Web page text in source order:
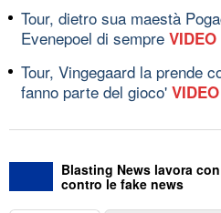
Tour, dietro sua maestà
Evenepoel di sempre VIDEO
Tour, Vingegaard la prende
fanno parte del gioco' VIDEO
Blasting News lavora
contro le fake news